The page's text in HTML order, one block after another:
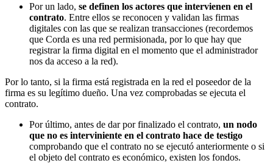
Por un lado, se definen los actores que intervienen en el
contrato. Entre ellos se reconocen y validan las firmas
digitales con las que se realizan transacciones (recordemos
que Corda es una red permisionada, por lo que hay que
registrar la firma digital en el momento que el administrador
nos da acceso a la red).
Por lo tanto, si la firma está registrada en la red el poseedor de la
firma es su legítimo dueño. Una vez comprobadas se ejecuta el
contrato.
Por último, antes de dar por finalizado el contrato, un nodo
que no es interviniente en el contrato hace de testigo
comprobando que el contrato no se ejecutó anteriormente o si
el objeto del contrato es económico, existen los fondos.